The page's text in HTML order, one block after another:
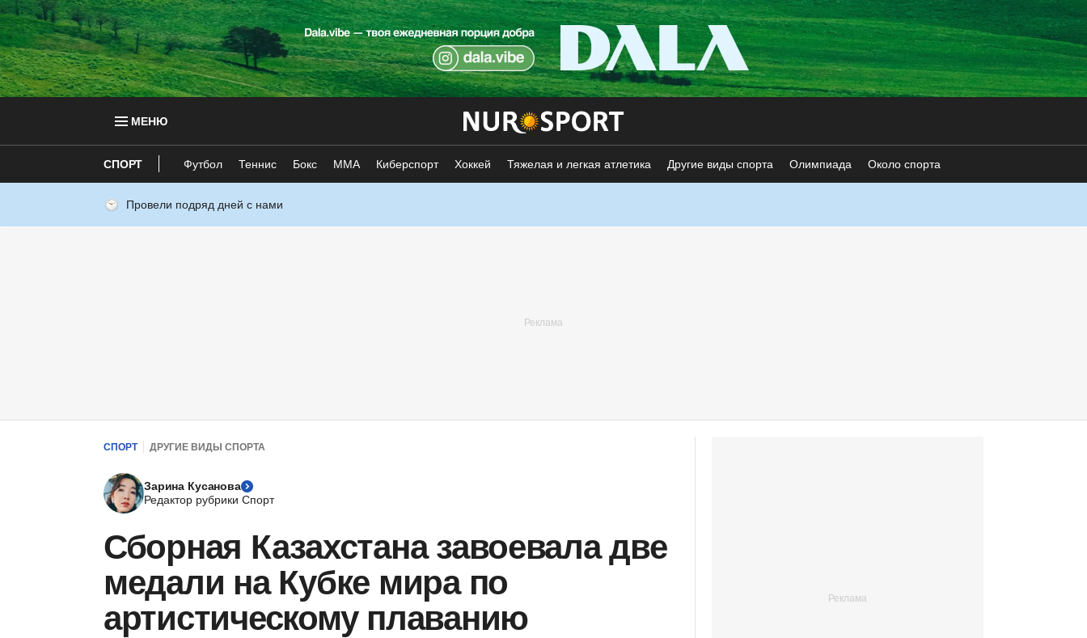
МЕНЮ
СПОРТ Футбол Теннис Бокс ММА Киберспорт Хоккей Тяжелая и легкая атлетика Другие виды спорта Олимпиада Около спорта
Провели подряд дней с нами
СПОРТ ДРУГИЕ ВИДЫ СПОРТА
Зарина Кусанова
Редактор рубрики Спорт
Сборная Казахстана завоевала две
медали на Кубке мира по
артистическому плаванию